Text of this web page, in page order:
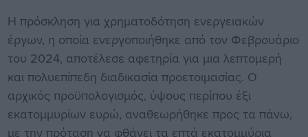
Η πρόσκληση για χρηματοδότηση ενεργειακών
έργων, η οποία ενεργοποιήθηκε από τον Φεβρουάριο
του 2024, αποτέλεσε αφετηρία για μια λεπτομερή
και πολυεπίπεδη διαδικασία προετοιμασίας. Ο
αρχικός προϋπολογισμός, ύψους περίπου έξι
εκατομμυρίων ευρώ, αναθεωρήθηκε προς τα πάνω,
με την πρόταση να φθάνει τα επτά εκατομμύρια